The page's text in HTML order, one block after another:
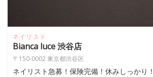
ネイリスト
Bianca luce 渋谷店
〒150-0002 東京都渋谷区
ネイリスト急募！保険完備！休みしっかり